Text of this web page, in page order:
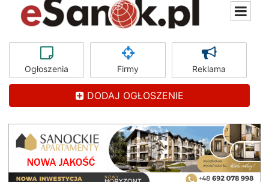
Ogłoszenia Firmy Reklama
DODAJ OGŁOSZENIE